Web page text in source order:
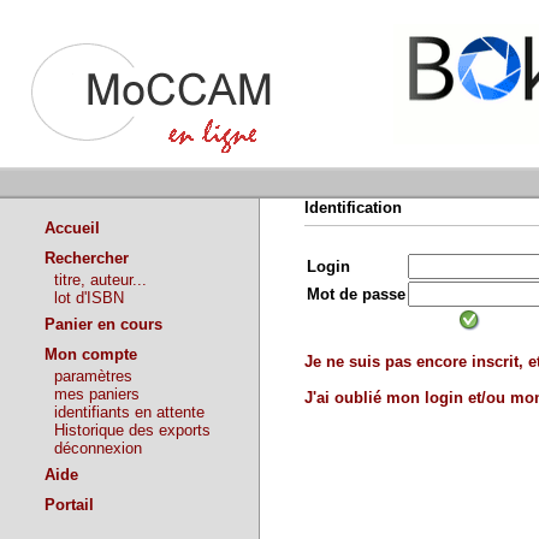
Accueil
Rechercher
titre, auteur...
lot d'ISBN
Panier en cours
Mon compte
paramètres
mes paniers
identifiants en attente
Historique des exports
déconnexion
Aide
Portail
Identification
Login
Mot de passe
Je ne suis pas encore inscrit,
J'ai oublié mon login et/ou